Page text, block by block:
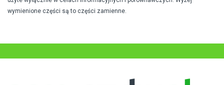
wymienione części są to części zamienne.